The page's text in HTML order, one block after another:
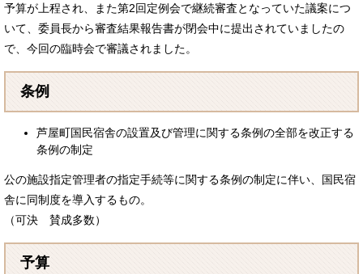
予算が上程され、また第2回定例会で継続審査となっていた議案につ
いて、委員長から審査結果報告書が閉会中に提出されていましたの
で、今回の臨時会で審議されました。
条例
芦屋町国民宿舎の設置及び管理に関する条例の全部を改正する
条例の制定
公の施設指定管理者の指定手続等に関する条例の制定に伴い、国民宿
舎に同制度を導入するもの。
（可決 賛成多数）
予算